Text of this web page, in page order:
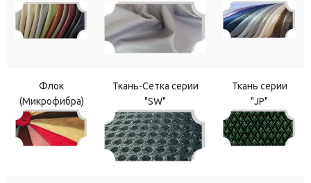
Флок
(Микрофибра)
Ткань-Сетка серии
"SW"
Ткань серии
"JP"